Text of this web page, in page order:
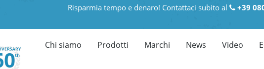
Risparmia tempo e denaro! Contattaci subito al +39
Chi siamo Prodotti Marchi News Video